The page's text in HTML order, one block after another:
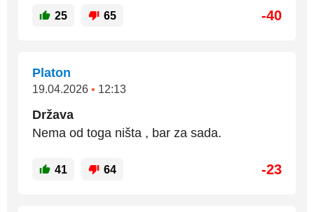
25 65 -40
Platon
19.04.2026 • 12:13
Država
Nema od toga ništa , bar za sada.
41 64 -23